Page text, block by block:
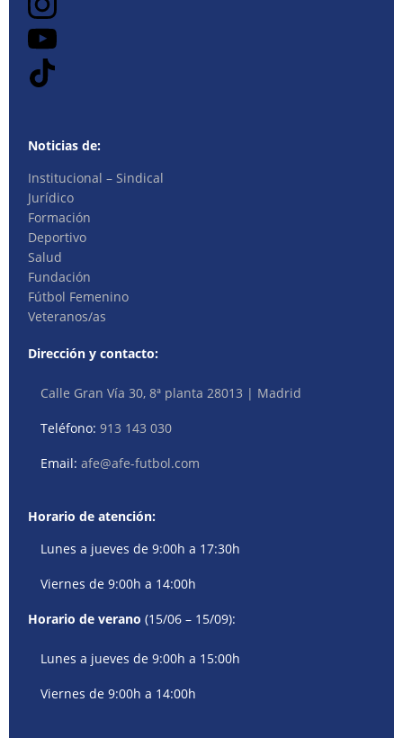
Noticias de:
Institucional – Sindical
Jurídico
Formación
Deportivo
Salud
Fundación
Fútbol Femenino
Veteranos/as
Dirección y contacto:
Calle Gran Vía 30, 8ª planta 28013 | Madrid
Teléfono:913 143 030
Email:afe@afe-futbol.com
Horario de atención:
Lunes a jueves de 9:00h a 17:30h
Viernes de 9:00h a 14:00h
Horario de verano (15/06 – 15/09):
Lunes a jueves de 9:00h a 15:00h
Viernes de 9:00h a 14:00h